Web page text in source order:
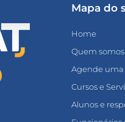
Mapa do
Home
Quem somos
Agende uma
Cursos e
Alunos e